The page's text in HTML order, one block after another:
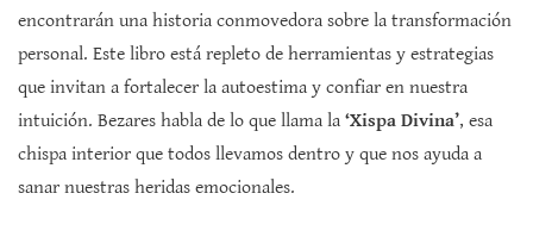
encontrarán una historia conmovedora sobre la transformación
personal. Este libro está repleto de herramientas y estrategias
que invitan a fortalecer la autoestima y confiar en nuestra
intuición. Bezares habla de lo que llama la ‘Xispa Divina’, esa
chispa interior que todos llevamos dentro y que nos ayuda a
sanar nuestras heridas emocionales.